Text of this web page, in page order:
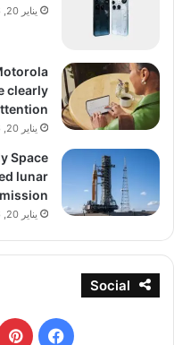
يناير 20, 2026
clearly
يناير 20, 2026
Space
lunar
mission
يناير 20, 2026
Social